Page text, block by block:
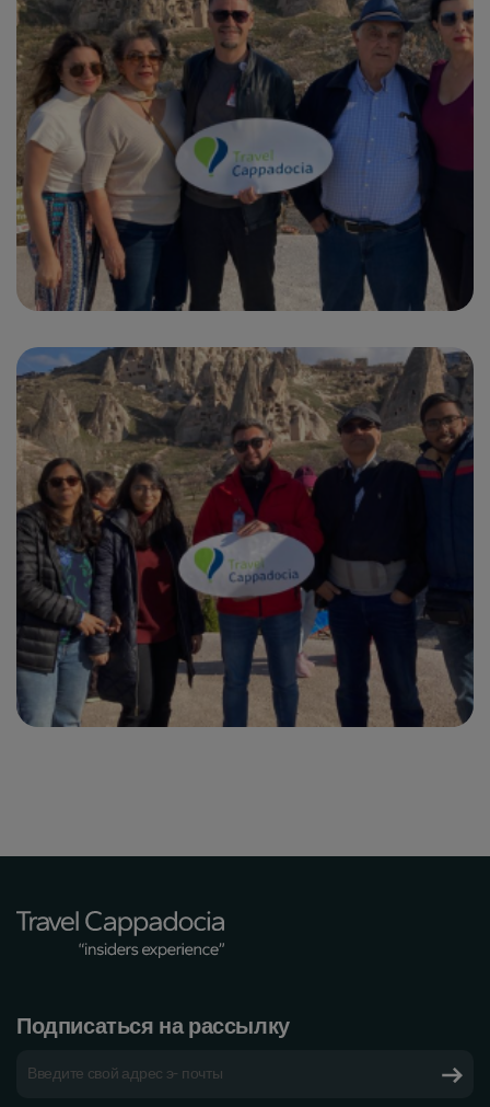
Подписаться на рассылку